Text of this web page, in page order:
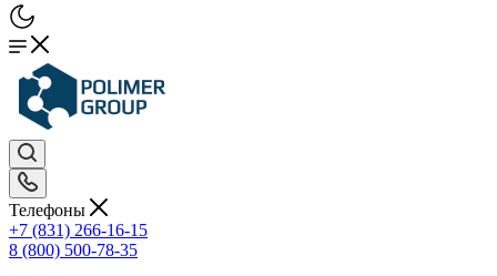
Телефоны
+7 (831) 266-16-15
8 (800) 500-78-35